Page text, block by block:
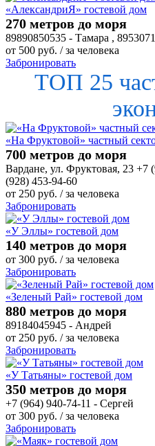
«АлександриЯ» гостевой дом
270 метров до моря
89890850535 - Тамара ,
от 500 руб. / за человека
Забронировать
ТОП 25
«На Фруктовой» частный
700 метров до моря
Вардане, ул. Фруктовая, 23
(928) 453-94-60
от 250 руб. / за человека
Забронировать
«У Эллы» гостевой дом
140 метров до моря
от 300 руб. / за человека
Забронировать
«Зеленый Рай» гостевой дом
880 метров до моря
89184045945 - Андрей
от 250 руб. / за человека
Забронировать
«У Татьяны» гостевой дом
350 метров до моря
+7 (964) 940-74-11 - Сергей
от 300 руб. / за человека
Забронировать